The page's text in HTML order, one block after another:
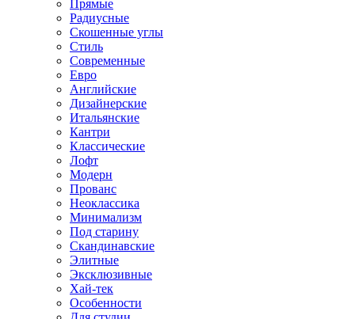
Прямые
Радиусные
Скошенные углы
Стиль
Современные
Евро
Английские
Дизайнерские
Итальянские
Кантри
Классические
Лофт
Модерн
Прованс
Неоклассика
Минимализм
Под старину
Скандинавские
Элитные
Эксклюзивные
Хай-тек
Особенности